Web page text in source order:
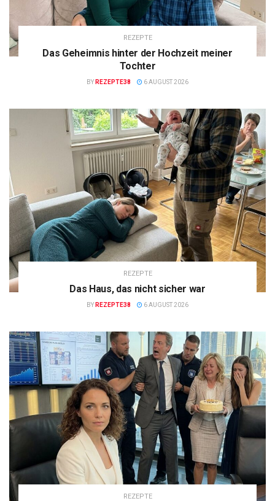
REZEPTE
Das Geheimnis hinter der Hochzeit meiner
Tochter
BY REZEPTE38 6 AUGUST 2026
REZEPTE
Das Haus, das nicht sicher war
BY REZEPTE38 6 AUGUST 2026
REZEPTE